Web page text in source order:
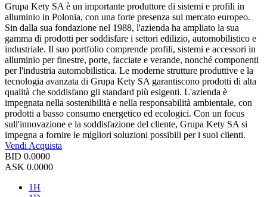
Grupa Kety SA è un importante produttore di sistemi e profili in
alluminio in Polonia, con una forte presenza sul mercato europeo.
Sin dalla sua fondazione nel 1988, l'azienda ha ampliato la sua
gamma di prodotti per soddisfare i settori edilizio, automobilistico e
industriale. Il suo portfolio comprende profili, sistemi e accessori in
alluminio per finestre, porte, facciate e verande, nonché componenti
per l'industria automobilistica. Le moderne strutture produttive e la
tecnologia avanzata di Grupa Kety SA garantiscono prodotti di alta
qualità che soddisfano gli standard più esigenti. L'azienda è
impegnata nella sostenibilità e nella responsabilità ambientale, con
prodotti a basso consumo energetico ed ecologici. Con un focus
sull'innovazione e la soddisfazione del cliente, Grupa Kety SA si
impegna a fornire le migliori soluzioni possibili per i suoi clienti.
Vendi Acquista
BID 0.0000
ASK 0.0000
1H